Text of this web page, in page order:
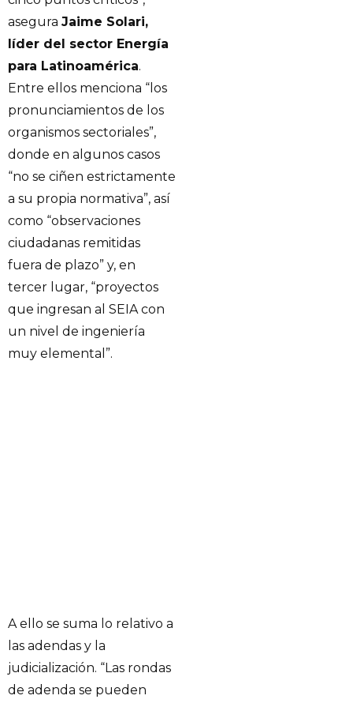
asegura Jaime Solari,
líder del sector Energía
para Latinoamérica.
Entre ellos menciona “los
pronunciamientos de los
organismos sectoriales”,
donde en algunos casos
“no se ciñen estrictamente
a su propia normativa”, así
como “observaciones
ciudadanas remitidas
fuera de plazo” y, en
tercer lugar, “proyectos
que ingresan al SEIA con
un nivel de ingeniería
muy elemental”.
A ello se suma lo relativo a
las adendas y la
judicialización. “Las rondas
de adenda se pueden